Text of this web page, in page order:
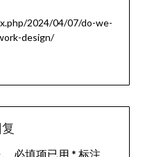
2024/04/07/do-we-
design/
必填项已用 * 标注